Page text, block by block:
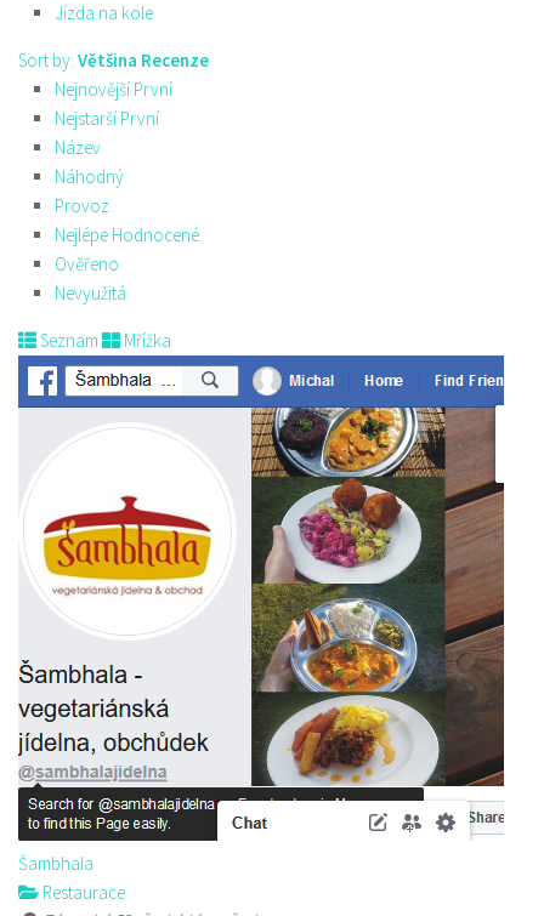
Jízda na kole
Sort by: Většina Recenze
Nejnovější První
Nejstarší První
Název
Náhodný
Provoz
Nejlépe Hodnocené
Ověřeno
Nevyužitá
Seznam Mřížka
Šambhala
Restaurace